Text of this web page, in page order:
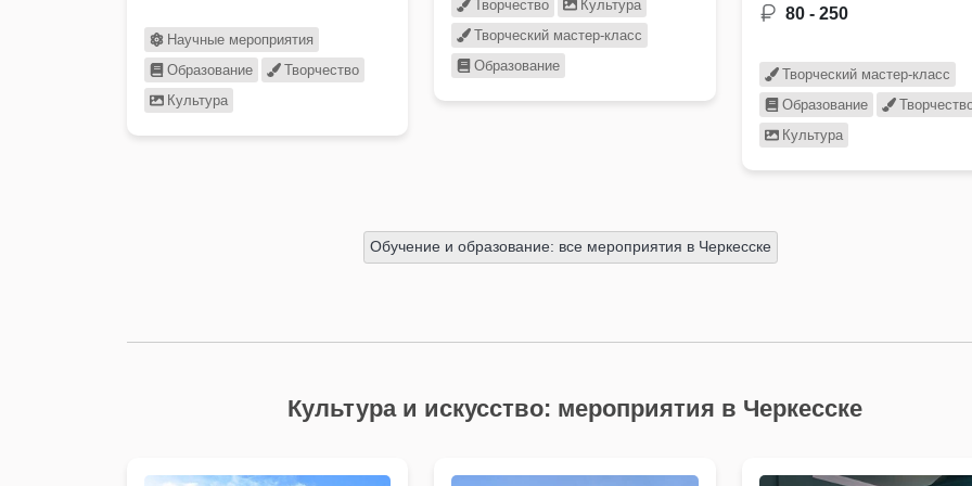
Научные мероприятия
Образование
Творчество
Культура
Творчество
Культура
Творческий мастер-класс
Образование
100летию образования
80 - 250
Творческий мастер-класс
Образование
Культура
Обучение и образование: все мероприятия в Черкесске
Культура и искусство: мероприятия в Черкесске